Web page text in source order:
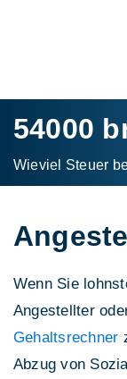
54000
Wieviel Steuer
Wenn Sie
Angestellter
Gehaltsrechner
Abzug von